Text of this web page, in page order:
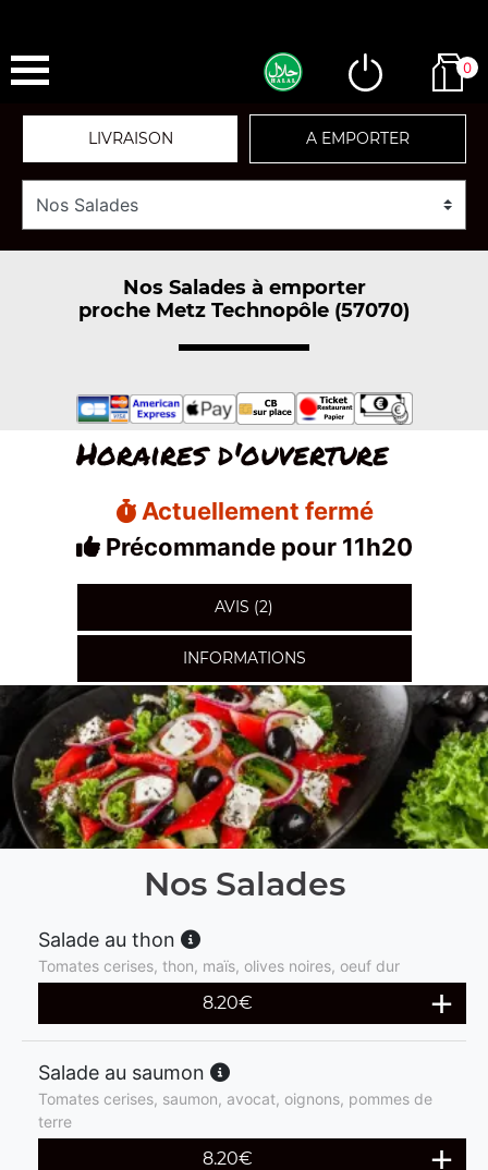
0
LIVRAISON A EMPORTER
Nos Salades à emporter
proche Metz Technopôle (57070)
Horaires d'ouverture
Actuellement fermé
Précommande pour 11h20
AVIS (2)
INFORMATIONS
Nos Salades
Salade au thon
Tomates cerises, thon, maïs, olives noires, oeuf dur
8.20€
Salade au saumon
Tomates cerises, saumon, avocat, oignons, pommes de
terre
8.20€